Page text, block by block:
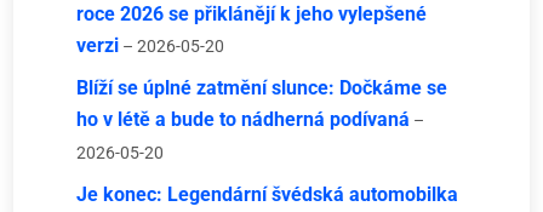
roce 2026 se přiklánějí k jeho vylepšené
verzi – 2026-05-20
Blíží se úplné zatmění slunce: Dočkáme se
ho v létě a bude to nádherná podívaná –
2026-05-20
Je konec: Legendární švédská automobilka